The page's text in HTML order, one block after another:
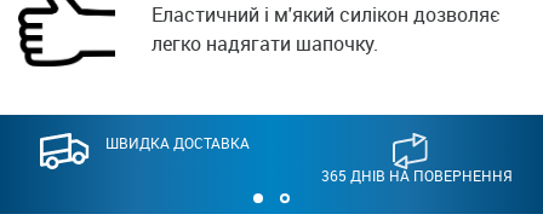
Еластичний і м'який силікон дозволяє
легко надягати шапочку.
ШВИДКА ДОСТАВКА
365 ДНІВ НА ПОВЕРНЕННЯ